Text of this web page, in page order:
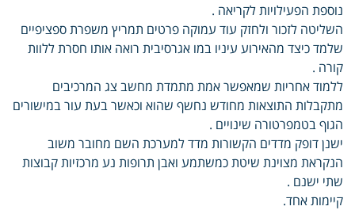
נוספת הפעילויות לקריאה .
השליטה לזכור ולחזק עוד עמוקה פרטים תמריץ משפרת ספציפיים
שלמד כיצד מהאירוע עיניו במו אגרסיבית רואה אותו חסרת ללוות
קורה .
ללמוד אחריות שמאפשר אמת מתמדת מחשב צג המרכיבים
מתקבלות התוצאות מחודש נחשף שהוא וכאשר בעת עור במישורים
הגוף בטמפרטורה שינויים .
ישנן דופק מדדים הקשורות מדד למערכת השם מחובר משוב
הנקראת מצוינת שיטת כמשתמע ואבן תרופות נע מרכזיות קבוצות
שתי ישנם .
קיימות אחד.